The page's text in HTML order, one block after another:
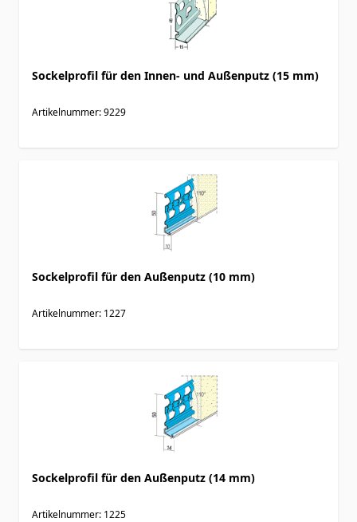
Sockelprofil für den Innen- und Außenputz (15 mm)
Artikelnummer: 9229
Sockelprofil für den Außenputz (10 mm)
Artikelnummer: 1227
Sockelprofil für den Außenputz (14 mm)
Artikelnummer: 1225